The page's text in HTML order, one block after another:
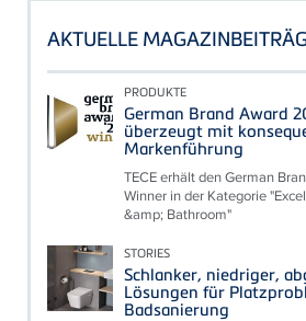
AKTUELLE
PRODUKTE
German Brand Award
überzeugt mit
Markenführung
TECE erhält den German
Winner in der Kategorie
&amp; Bathroom"
STORIES
Schlanker, niedriger,
Lösungen für
Badsanierung